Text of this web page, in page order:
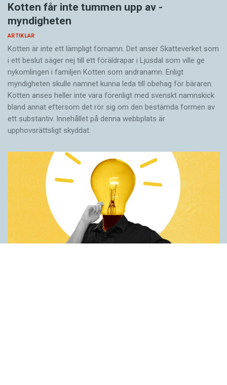
Kotten får inte tummen upp av ­
myndigheten
ARTIKLAR
Kotten är inte ett lämpligt förnamn. Det anser Skatte­verket som
i ett beslut säger nej till ett föräldra­par i Ljusdal som ville ge
nykomlingen i familjen Kotten som andranamn. Enligt
myndigheten skulle namnet kunna leda till obehag för bäraren.
Kotten anses heller inte vara förenligt med svenskt namnskick
bland annat eftersom det rör sig om den bestämda formen av
ett substantiv. Innehållet på denna webbplats är
upphovsrättsligt skyddat.